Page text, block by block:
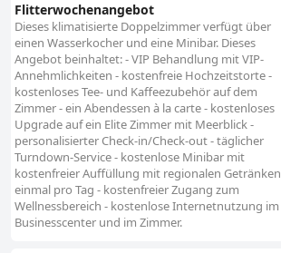
Flitterwochenangebot
Dieses klimatisierte Doppelzimmer verfügt über
einen Wasserkocher und eine Minibar. Dieses
Angebot beinhaltet: - VIP Behandlung mit VIP-
Annehmlichkeiten - kostenfreie Hochzeitstorte -
kostenloses Tee- und Kaffeezubehör auf dem
Zimmer - ein Abendessen à la carte - kostenloses
Upgrade auf ein Elite Zimmer mit Meerblick -
personalisierter Check-in/Check-out - täglicher
Turndown-Service - kostenlose Minibar mit
kostenfreier Auffüllung mit regionalen Getränken
einmal pro Tag - kostenfreier Zugang zum
Wellnessbereich - kostenlose Internetnutzung im
Businesscenter und im Zimmer.